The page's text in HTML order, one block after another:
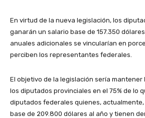
En virtud de la nueva legislación, los
ganarán un salario base de 157.350
anuales adicionales se vincularían en
perciben los representantes federales.
El objetivo de la legislación sería mantener
los diputados provinciales en el 75% de lo
diputados federales quienes,
base de 209.800 dólares al año y tienen